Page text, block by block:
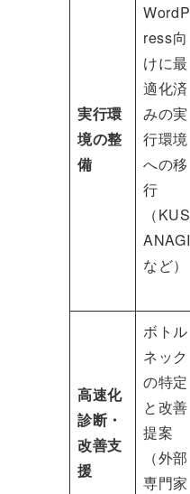
実行環
境の整
備
WordP
ress向
けに最
適化済
みの実
行環境
への移
行
（KUS
ANAGI
など）
高速化
診断・
改善支
援
ボトル
ネック
の特定
と改善
提案
（外部
専門家